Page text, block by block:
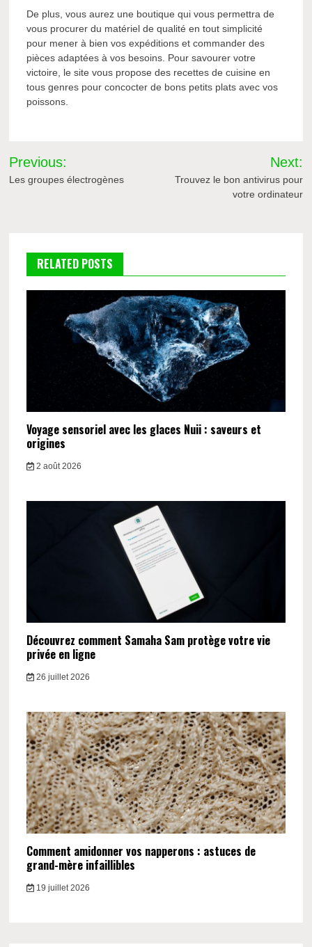
De plus, vous aurez une boutique qui vous permettra de
vous procurer du matériel de qualité en tout simplicité
pour mener à bien vos expéditions et commander des
pièces adaptées à vos besoins. Pour savourer votre
victoire, le site vous propose des recettes de cuisine en
tous genres pour concocter de bons petits plats avec vos
poissons.
Navigation
de
Previous:
Les groupes électrogènes
Next:
Trouvez le bon antivirus pour
votre ordinateur
RELATED POSTS
Voyage sensoriel avec les glaces Nuii : saveurs et
origines
2 août 2026
Découvrez comment Samaha Sam protège votre vie
privée en ligne
26 juillet 2026
Comment amidonner vos napperons : astuces de
grand-mère infaillibles
19 juillet 2026